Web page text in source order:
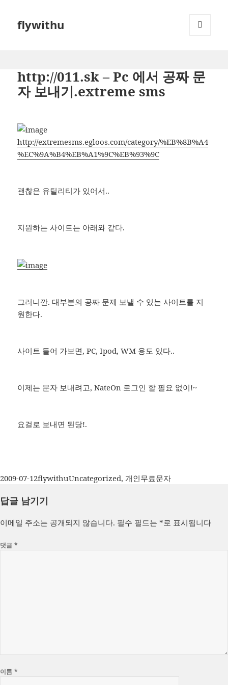
flywithu
http://011.sk – Pc 에서 공짜 문
자 보내기.extreme sms
http://extremesms.egloos.com/category/%EB%8B%A4
%EC%9A%B4%EB%A1%9C%EB%93%9C
괜찮은 유틸리티가 있어서..
지원하는 사이트는 아래와 같다.
그러니깐. 대부분의 공짜 문제 보낼 수 있는 사이트를 지
원한다.
사이트 들어 가보면, PC, Ipod, WM 용도 있다..
이제는 문자 보내려고, NateOn 로그인 할 필요 없이!~
요걸로 보내면 된당!.
작
일
2009-07-12글
이
flywithu카
Uncategorized, 개인태
무료문자
답글 남기기
이메일 주소는 공개되지 않습니다. 필수 필드는 *로 표시됩니다
댓글*
이름*